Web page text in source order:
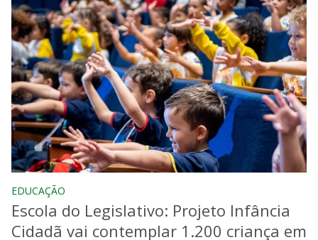
EDUCAÇÃO
Escola do Legislativo: Projeto Infância
Cidadã vai contemplar 1.200 criança em